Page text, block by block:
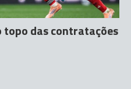
das contratações